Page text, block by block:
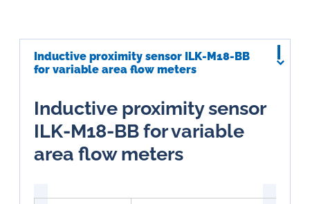
Inductive proximity sensor ILK-M18-BB
for variable area flow meters
Inductive proximity sensor
ILK-M18-BB for variable
area flow meters